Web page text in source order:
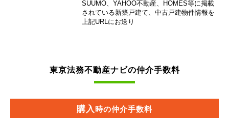
SUUMO、YAHOO不動産、HOMES等に掲載
されている新築戸建て、中古戸建物件情報を
上記URLにお送り
東京法務不動産ナビの仲介手数料
購入時の仲介手数料